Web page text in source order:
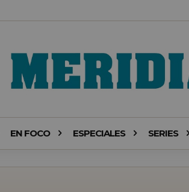
EN FOCO ESPECIALES SERIES